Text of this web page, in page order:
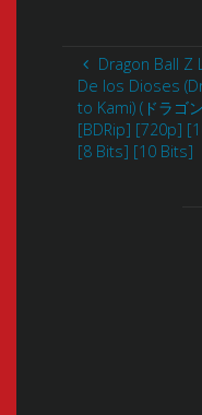
Dragon Ball Z
De los Dioses
to Kami) (ドラゴ
[BDRip] [720p]
[8 Bits] [10 Bits]